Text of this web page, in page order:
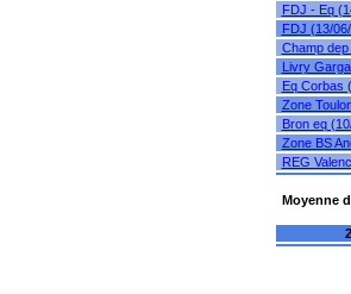
FDJ - Eq
FDJ (13/
Champ
Livry
Eq Corbas
Zone
Bron eq
Zone BS
REG
Moyenne